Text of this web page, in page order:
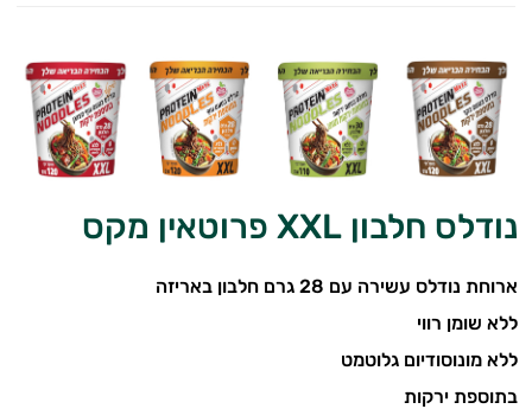
נודלס חלבון XXL פרוטאין מקס
ארוחת נודלס עשירה עם 28 גרם חלבון באריזה
ללא שומן רווי
ללא מונוסודיום גלוטמט
בתוספת ירקות